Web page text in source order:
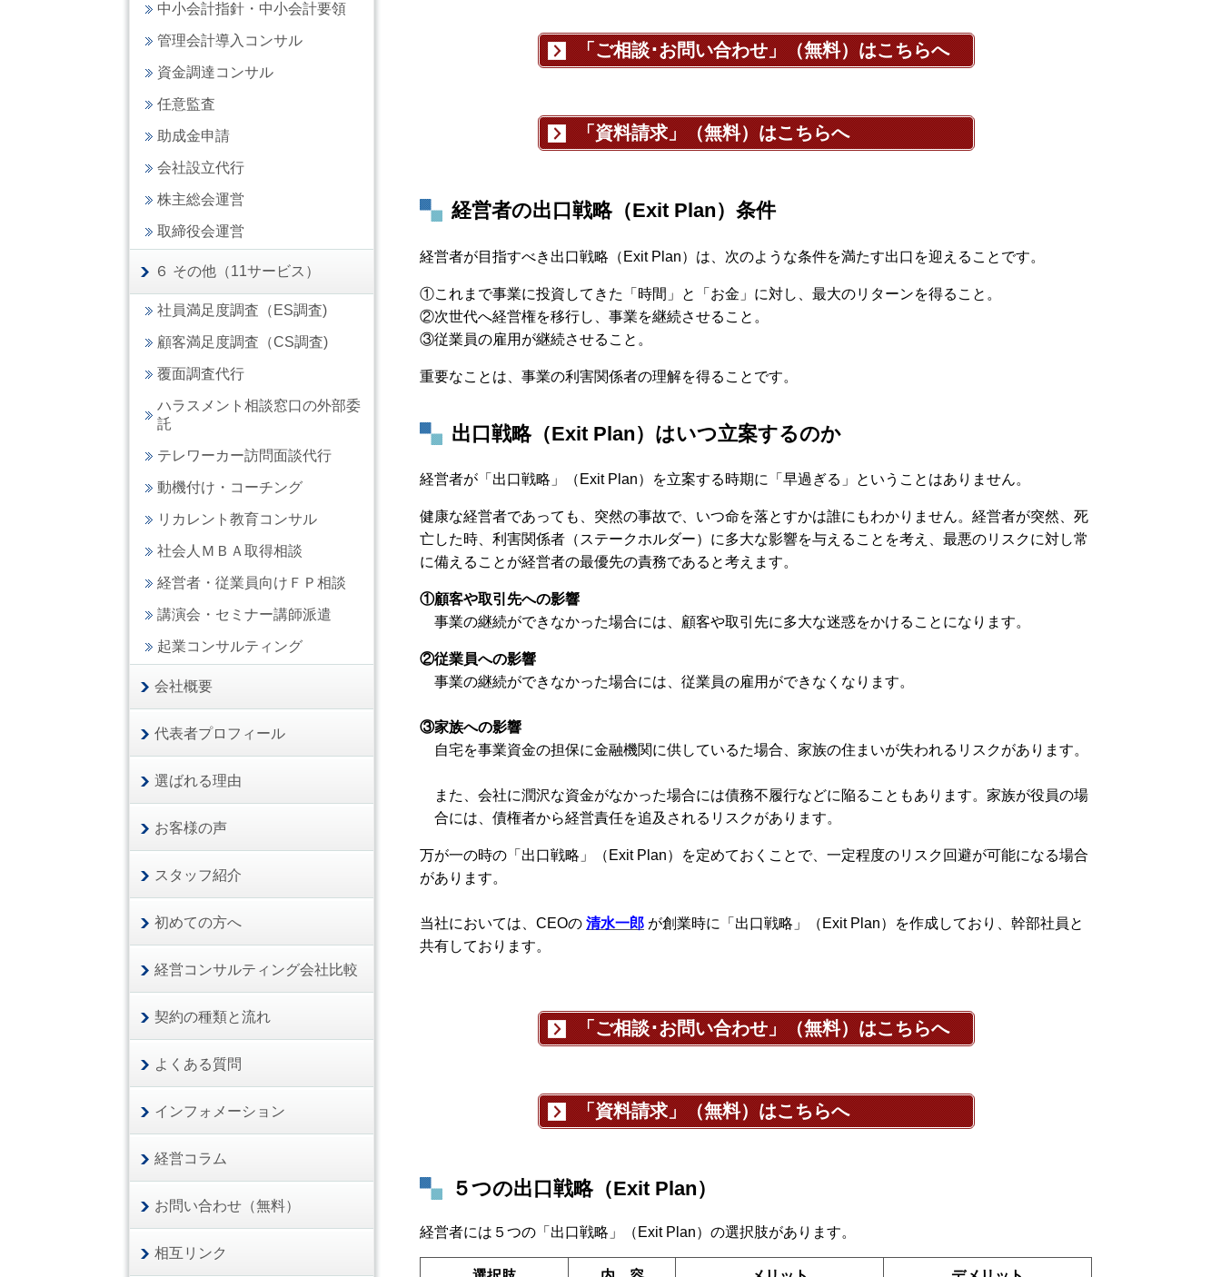
「ご相談･お問い合わせ」（無料）はこちらへ
「資料請求」（無料）はこちらへ
経営者の出口戦略（Exit Plan）条件
経営者が目指すべき出口戦略（Exit Plan）は、次のような条件を満たす出口を迎えることです。
①これまで事業に投資してきた「時間」と「お金」に対し、最大のリターンを得ること。
②次世代へ経営権を移行し、事業を継続させること。
③従業員の雇用が継続させること。
重要なことは、事業の利害関係者の理解を得ることです。
出口戦略（Exit Plan）はいつ立案するのか
経営者が「出口戦略」（Exit Plan）を立案する時期に「早過ぎる」ということはありません。
健康な経営者であっても、突然の事故で、いつ命を落とすかは誰にもわかりません。経営者が突然、死
亡した時、利害関係者（ステークホルダー）に多大な影響を与えることを考え、最悪のリスクに対し常
に備えることが経営者の最優先の責務であると考えます。
①顧客や取引先への影響
事業の継続ができなかった場合には、顧客や取引先に多大な迷惑をかけることになります。
②従業員への影響
事業の継続ができなかった場合には、従業員の雇用ができなくなります。
③家族への影響
自宅を事業資金の担保に金融機関に供しているた場合、家族の住まいが失われるリスクがあります。
また、会社に潤沢な資金がなかった場合には債務不履行などに陥ることもあります。家族が役員の場
合には、債権者から経営責任を追及されるリスクがあります。
万が一の時の「出口戦略」（Exit Plan）を定めておくことで、一定程度のリスク回避が可能になる場合
があります。
当社においては、CEOの 清水一郎 が創業時に「出口戦略」（Exit Plan）を作成しており、幹部社員と
共有しております。
「ご相談･お問い合わせ」（無料）はこちらへ
「資料請求」（無料）はこちらへ
５つの出口戦略（Exit Plan）
経営者には５つの「出口戦略」（Exit Plan）の選択肢があります。
中小会計指針・中小会計要領
管理会計導入コンサル
資金調達コンサル
任意監査
助成金申請
会社設立代行
株主総会運営
取締役会運営
６ その他（11サービス）
社員満足度調査（ES調査)
顧客満足度調査（CS調査)
覆面調査代行
ハラスメント相談窓口の外部委
託
テレワーカー訪問面談代行
動機付け・コーチング
リカレント教育コンサル
社会人ＭＢＡ取得相談
経営者・従業員向けＦＰ相談
講演会・セミナー講師派遣
起業コンサルティング
会社概要
代表者プロフィール
選ばれる理由
お客様の声
スタッフ紹介
初めての方へ
経営コンサルティング会社比較
契約の種類と流れ
よくある質問
インフォメーション
経営コラム
お問い合わせ（無料）
相互リンク